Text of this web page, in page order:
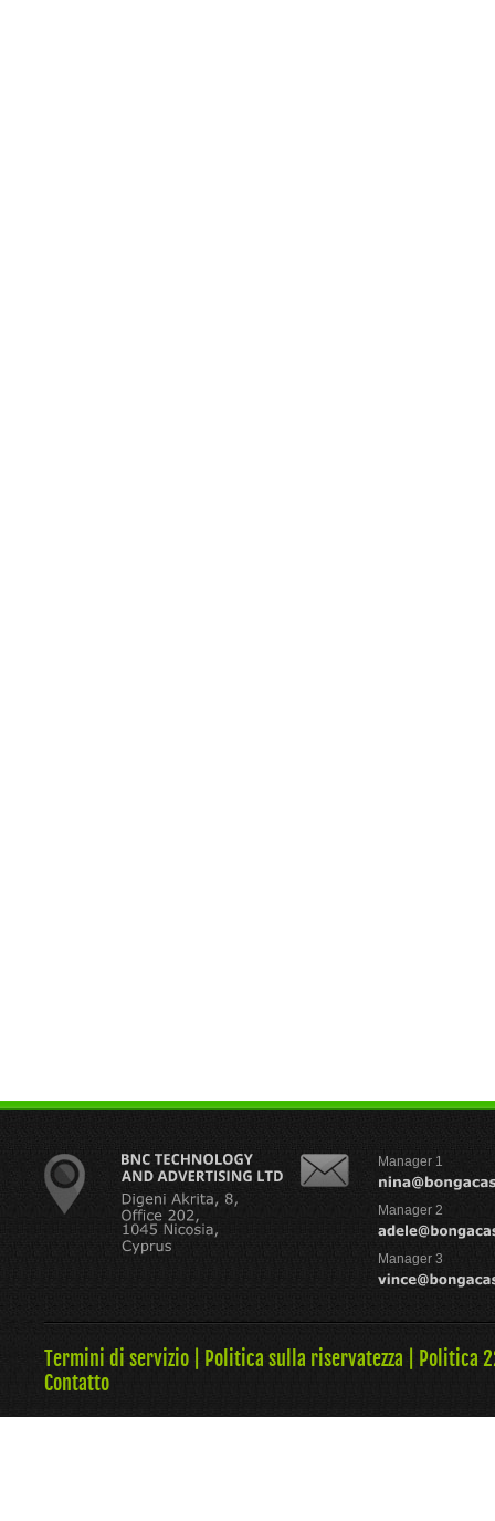
Manager 1
Manager 2
Manager 3
Termini di servizio Politica sulla riservatezza
Politica
Contatto